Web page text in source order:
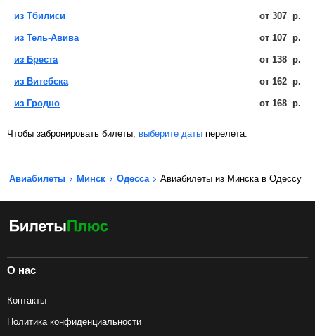
из Тбилиси от 307 р.
из Тель-Авива от 107 р.
из Бреста от 138 р.
из Витебска от 162 р.
из Гродно от 168 р.
Чтобы забронировать билеты, выберите даты перелета.
Авиабилеты Минск Одесса Авиабилеты из Минска в Одессу
О нас
Контакты
Политика конфиденциальности